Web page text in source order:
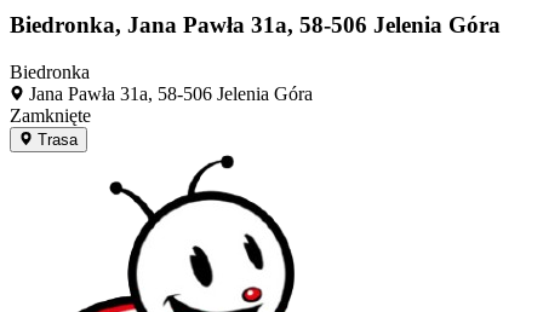
Biedronka, Jana Pawła 31a, 58-506 Jelenia Góra
Biedronka
Jana Pawła 31a, 58-506 Jelenia Góra
Zamknięte
Trasa